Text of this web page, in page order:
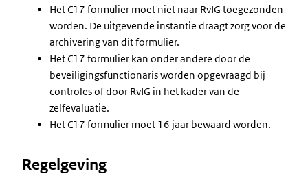
Het C17 formulier moet niet naar RvIG toegezonden
worden. De uitgevende instantie draagt zorg voor de
archivering van dit formulier.
Het C17 formulier kan onder andere door de
beveiligingsfunctionaris worden opgevraagd bij
controles of door RvIG in het kader van de
zelfevaluatie.
Het C17 formulier moet 16 jaar bewaard worden.
Regelgeving